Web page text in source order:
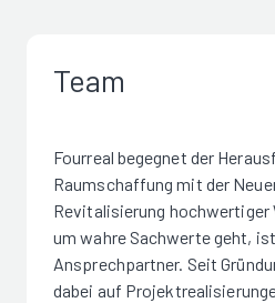
Team
Fourreal begegnet der
Raumschaffung mit der
Revitalisierung hochwertiger
um wahre Sachwerte geht,
Ansprechpartner. Seit
dabei auf